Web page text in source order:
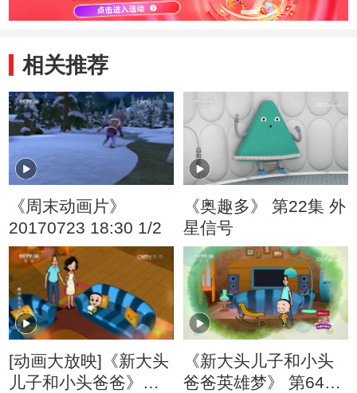
相关推荐
《周末动画片》
20170723 18:30 1/2
《奥趣多》 第22集 外
星信号
[动画大放映]《新大头
儿子和小头爸爸》
《新大头儿子和小头
爸爸英雄梦》 第64集